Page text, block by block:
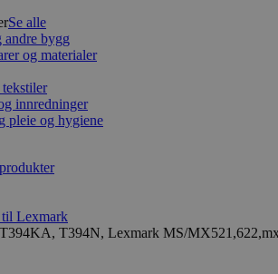
Se alle
bygg
og materialer
innredninger
pleie og hygiene
til Lexmark
T394N, Lexmark MS/